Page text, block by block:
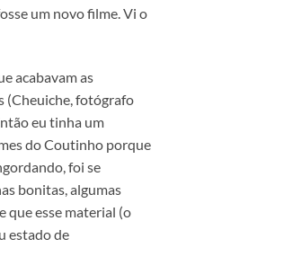
um novo filme. Vi o
acabavam as
(Cheuiche, fotógrafo
eu tinha um
do Coutinho porque
foi se
bonitas, algumas
que esse material (o
estado de